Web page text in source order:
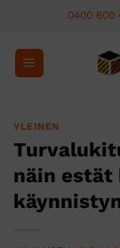
content
0400 600
YLEINEN
näin estät